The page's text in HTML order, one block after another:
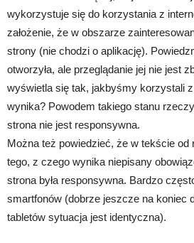
wykorzystuje się do korzystania z
założenie, że w obszarze
strony (nie chodzi o aplikację).
otworzyła, ale przeglądanie jej nie jest
wyświetla się tak, jakbyśmy korzystali
wynika? Powodem takiego stanu
strona nie jest responsywna.
Można też powiedzieć, że w tekście od
tego, z czego wynika niepisany
strona była responsywna. Bardzo
smartfonów (dobrze jeszcze na koniec
tabletów sytuacja jest identyczna).